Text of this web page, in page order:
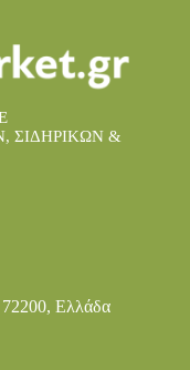
ΣΙΔΗΡΙΚΩΝ &
Ελλάδα